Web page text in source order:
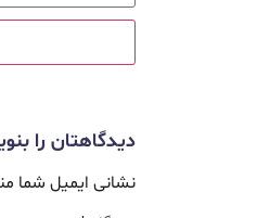
دیدگاهتان را
نشانی ایمیل شما